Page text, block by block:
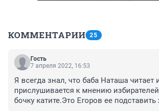
КОММЕНТАРИИ 25
Гость
7 апреля 2022, 16:53
Я всегда знал, что баба Наташа читает
прислушивается к мнению
бочку катите.Это Егоров ее подставить